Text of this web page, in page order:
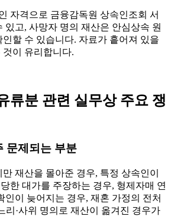
자격으로 금융감독원 상속인조회 서
있고, 사망자 명의 재산은 안심상속 원
할 수 있습니다. 자료가 흩어져 있을
이 유리합니다.
류분 관련 실무상 주요 쟁
문제되는 부분
재산을 몰아준 경우, 특정 상속인이
한 대가를 주장하는 경우, 형제자매 연
인이 늦어지는 경우, 재혼 가정의 전처
리·사위 명의로 재산이 옮겨진 경우가